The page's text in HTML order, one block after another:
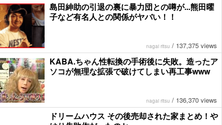
島田紳助の引退の裏に暴力団との噂が...熊田曜
子など有名人との関係がヤバい！！
nagai ritsu / 137,375 views
KABA.ちゃん性転換の手術後に失敗。造ったア
ソコが無理な拡張で破けてしまい再工事www
nagai ritsu / 136,370 views
ドリームハウス その後売却された家まとめ！や